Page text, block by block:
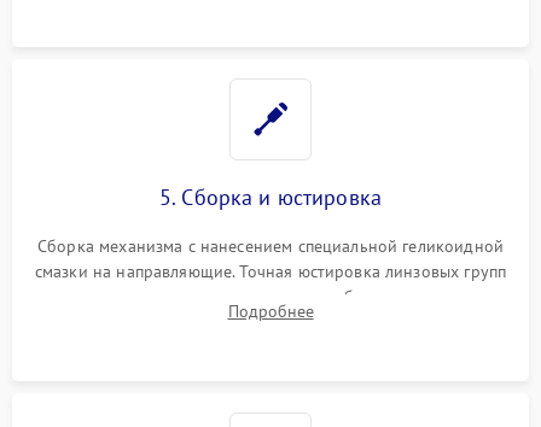
5. Сборка и юстировка
Сборка механизма с нанесением специальной геликоидной
смазки на направляющие. Точная юстировка линзовых групп
программным или механическим способом для устранения
бэк
Подробнее